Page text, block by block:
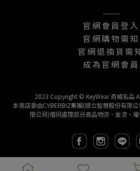
———
官網會員登入
官網購物需知
官網退換貨需
成為官網會員
2023 Copyright © KeyWear 奇威名品
本商店委由CYBERBIZ集團(順立智慧股份有限
限公司)偕同處理部分商品物流、金流、